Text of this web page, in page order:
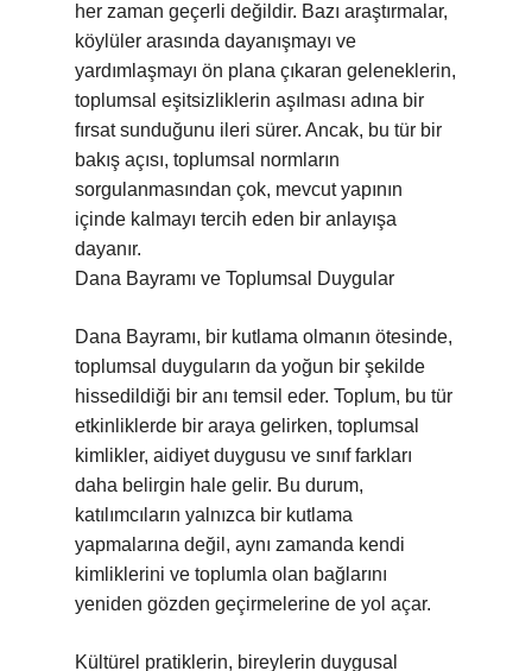
her zaman geçerli değildir. Bazı araştırmalar,
köylüler arasında dayanışmayı ve
yardımlaşmayı ön plana çıkaran geleneklerin,
toplumsal eşitsizliklerin aşılması adına bir
fırsat sunduğunu ileri sürer. Ancak, bu tür bir
bakış açısı, toplumsal normların
sorgulanmasından çok, mevcut yapının
içinde kalmayı tercih eden bir anlayışa
dayanır.
Dana Bayramı ve Toplumsal Duygular
Dana Bayramı, bir kutlama olmanın ötesinde,
toplumsal duyguların da yoğun bir şekilde
hissedildiği bir anı temsil eder. Toplum, bu tür
etkinliklerde bir araya gelirken, toplumsal
kimlikler, aidiyet duygusu ve sınıf farkları
daha belirgin hale gelir. Bu durum,
katılımcıların yalnızca bir kutlama
yapmalarına değil, aynı zamanda kendi
kimliklerini ve toplumla olan bağlarını
yeniden gözden geçirmelerine de yol açar.
Kültürel pratiklerin, bireylerin duygusal